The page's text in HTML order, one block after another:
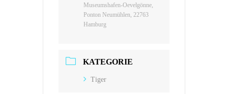
Museumshafen-Oevelgönne,
Ponton Neumühlen, 22763
Hamburg
KATEGORIE
Tiger